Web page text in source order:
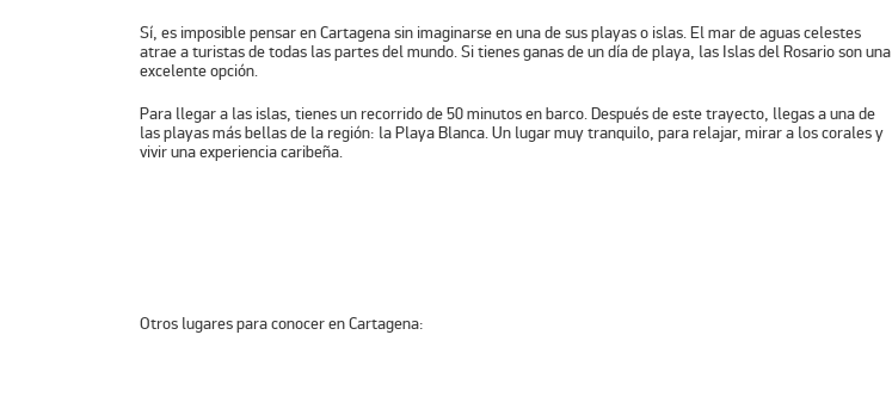
Sí, es imposible pensar en Cartagena sin imaginarse en una de sus playas o islas. El mar de aguas celestes
atrae a turistas de todas las partes del mundo. Si tienes ganas de un día de playa, las Islas del Rosarioson una
excelente opción.
Para llegar a las islas, tienes un recorrido de 50 minutos en barco. Después de este trayecto, llegas a una de
las playas más bellas de la región: la Playa Blanca. Un lugar muy tranquilo, para relajar, mirar a los corales y
vivir una experiencia caribeña.
Otros lugares para conocer en Cartagena: